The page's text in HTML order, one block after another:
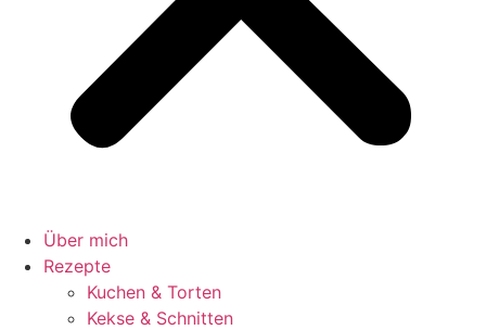
Über mich
Rezepte
Kuchen & Torten
Kekse & Schnitten